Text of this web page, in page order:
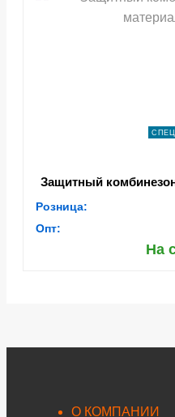
Защитный
Розница:
Опт:
На
О КОМПАНИИ